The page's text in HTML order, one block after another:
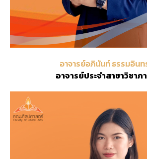
อาจารย์อภินันท์ ธรรมอินท
อาจารย์ประจำสาขาวิชาภ